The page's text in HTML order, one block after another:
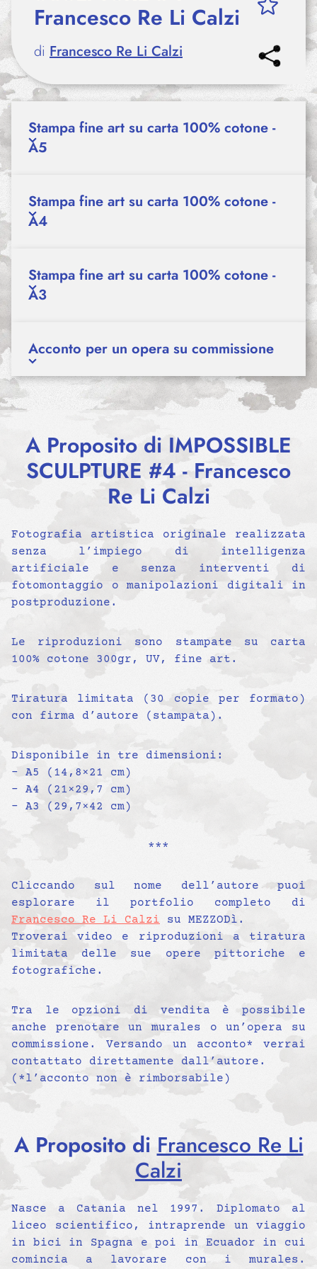
Francesco Re Li Calzi
di Francesco Re Li Calzi
Stampa fine art su carta 100% cotone -
A5
Stampa fine art su carta 100% cotone -
A4
Stampa fine art su carta 100% cotone -
A3
Acconto per un opera su commissione
A Proposito di IMPOSSIBLE
SCULPTURE #4 - Francesco
Re Li Calzi
Fotografia artistica originale realizzata
senza l’impiego di intelligenza
artificiale e senza interventi di
fotomontaggio o manipolazioni digitali in
postproduzione.
Le riproduzioni sono stampate su carta
100% cotone 300gr, UV, fine art.
Tiratura limitata (30 copie per formato)
con firma d’autore (stampata).
Disponibile in tre dimensioni:
– A5 (14,8×21 cm)
– A4 (21×29,7 cm)
– A3 (29,7×42 cm)
***
Cliccando sul nome dell’autore puoi
esplorare il portfolio completo di
Francesco Re Li Calzi su MEZZODì.
Troverai video e riproduzioni a tiratura
limitata delle sue opere pittoriche e
fotografiche.
Tra le opzioni di vendita è possibile
anche prenotare un murales o un’opera su
commissione. Versando un acconto* verrai
contattato direttamente dall’autore.
(*l’acconto non è rimborsabile)
A Proposito di Francesco Re Li
Calzi
Nasce a Catania nel 1997. Diplomato al
liceo scientifico, intraprende un viaggio
in bici in Spagna e poi in Ecuador in cui
comincia a lavorare con i murales.